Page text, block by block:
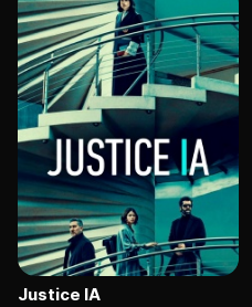
Justice IA